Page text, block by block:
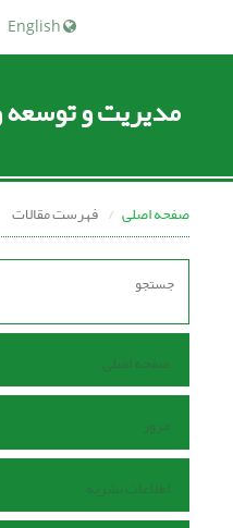
مدیریت و
صفحه اصلی فهرست مقالات
صفحه اصلی
مرور
اطلاعات نشریه